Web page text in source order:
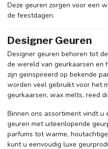
Deze geuren zorgen voor een
de feestdagen.
Designer Geuren
Designer geuren behoren tot
de wereld van geurkaarsen en
zijn geïnspireerd op bekende
worden veel gebruikt voor het
geurkaarsen, wax melts, reed
Binnen ons assortiment vindt
geuren met uiteenlopende
parfums tot warme,
kunt u eenvoudig luxe